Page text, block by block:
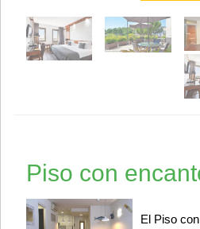
Piso con
El Piso